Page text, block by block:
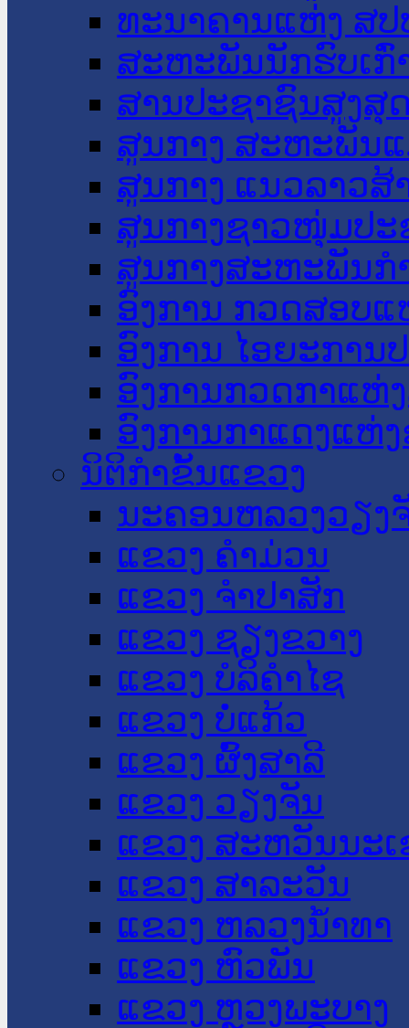
ທະນາຄານແຫ່ງ ສປ
ສະຫະພັນນັກຮົບເກົ່
ສານປະຊາຊົນສູງສຸ
ສູນກາງ ສະຫະພັນ
ສູນກາງ ແນວລາວສ້
ສູນກາງຊາວໜຸ່ມປະ
ສູນກາງສະຫະພັນກ
ອົງການ ກວດສອບແ
ອົງການ ໄອຍະການ
ອົງການກວດກາແຫ່
ອົງການກາແດງແຫ່
ນິຕິກໍາຂັ້ນແຂວງ
ນະ​ຄອນ​ຫລວງວຽງ
ແຂວງ ຄໍາມ່ວນ
ແຂວງ ຈໍາປາສັກ
ແຂວງ ຊຽງຂວາງ
ແຂວງ ບໍລິຄໍາໄຊ
ແຂວງ ບໍ່ແກ້ວ
ແຂວງ ຜົ້ງສາລີ
ແຂວງ ວຽງຈັນ
ແຂວງ ສະຫວັນນະ
ແຂວງ ສາລະວັນ
ແຂວງ ຫລວງນໍ້າທາ
ແຂວງ ຫົວພັນ
ແຂວງ ຫຼວງພະບາງ